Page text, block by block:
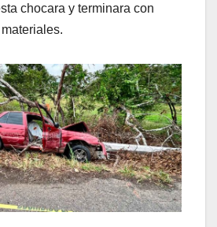
chocara y terminara con